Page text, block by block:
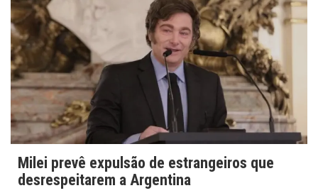
Milei prevê expulsão de estrangeiros que
desrespeitarem a Argentina